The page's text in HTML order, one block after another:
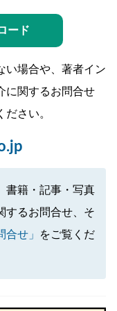
ード
い場合や、著者イン
に関するお問合せ
さい。
書籍・記事・写真
するお問合せ、そ
合せ」
をご覧くだ